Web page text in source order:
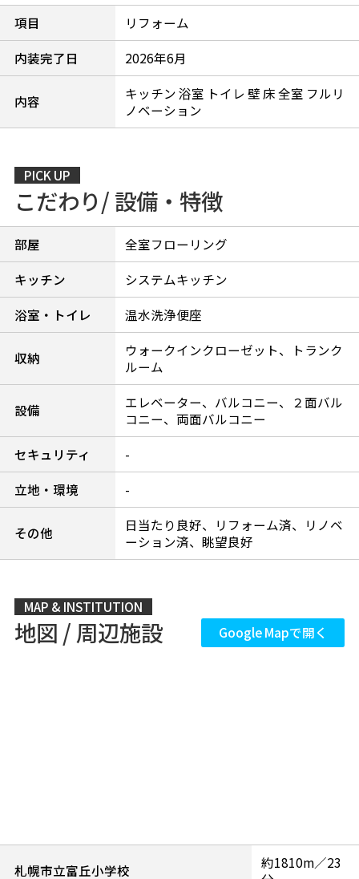
項目
リフォーム
内装完了日
2026年6月
内容
キッチン 浴室 トイレ 壁 床 全室 フルリ
ノベーション
PICK UP
こだわり/ 設備・特徴
部屋
全室フローリング
キッチン
システムキッチン
浴室・トイレ
温水洗浄便座
収納
ウォークインクローゼット、トランク
ルーム
設備
エレベーター、バルコニー、２面バル
コニー、両面バルコニー
セキュリティ
-
立地・環境
-
その他
日当たり良好、リフォーム済、リノベ
ーション済、眺望良好
MAP & INSTITUTION
地図 / 周辺施設 Google Mapで開く
札幌市立富丘小学校
約1810m／23